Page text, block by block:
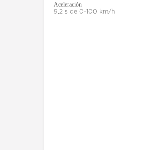
Aceleración
9,2 s de 0-100 km/h